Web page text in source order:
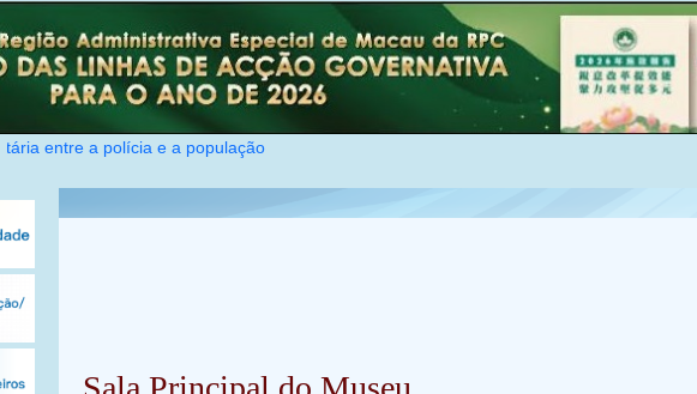
a polícia e a população